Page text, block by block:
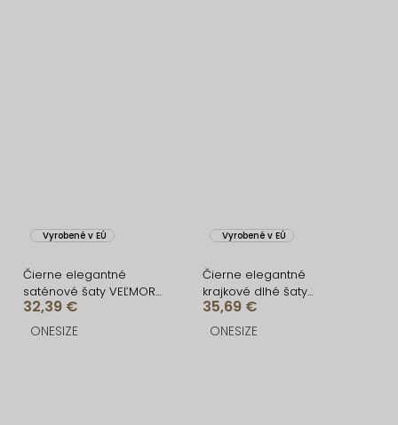
Vyrobené v EÚ
Čierne elegantné
saténové šaty VEĽMORO
s bodmi
32,39 €
ONESIZE
Vyrobené v EÚ
Čierne elegantné
krajkové dlhé šaty
VELISSA
35,69 €
ONESIZE